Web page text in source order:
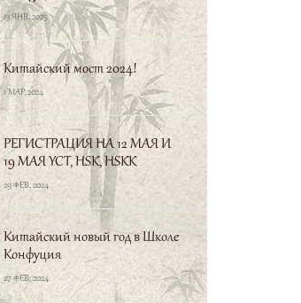
13 ЯНВ, 2025
Китайский мост 2024!
1 МАР, 2024
РЕГИСТРАЦИЯ НА 12 МАЯ И
19 МАЯ YCT, HSK, HSKK
29 ФЕВ, 2024
Китайский новый год в Школе
Конфуция
27 ФЕВ, 2024